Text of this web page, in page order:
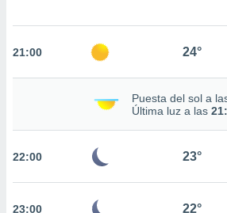
de
En
21:00 24°
Puesta del sol a
Última luz a las
22:00 23°
23:00 22°